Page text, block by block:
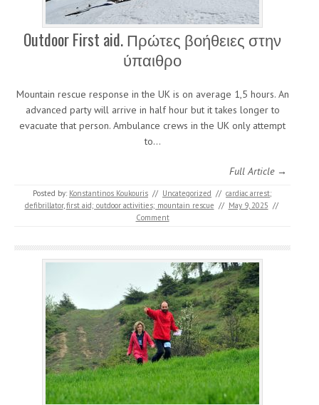
Outdoor First aid. Πρώτες βοήθειες στην
ύπαιθρο
Mountain rescue response in the UK is on average 1,5 hours. An
advanced party will arrive in half hour but it takes longer to
evacuate that person. Ambulance crews in the UK only attempt
to…
Full Article →
Posted by: Konstantinos Koukouris // Uncategorized // cardiac arrest;
defibrillator,first aid; outdoor activities; mountain rescue // May 9, 2025 //
Comment